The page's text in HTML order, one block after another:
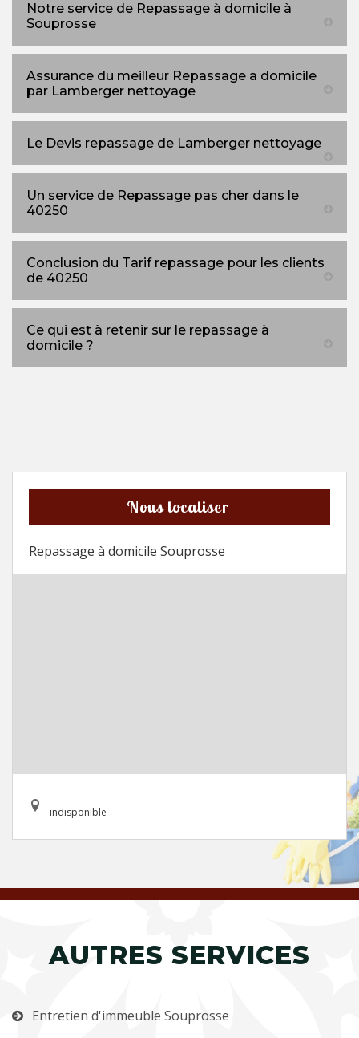
Notre service de Repassage à domicile à
Souprosse
Assurance du meilleur Repassage a domicile
par Lamberger nettoyage
Le Devis repassage de Lamberger nettoyage
Un service de Repassage pas cher dans le
40250
Conclusion du Tarif repassage pour les clients
de 40250
Ce qui est à retenir sur le repassage à
domicile ?
Nous localiser
Repassage à domicile Souprosse
indisponible
AUTRES SERVICES
Entretien d'immeuble Souprosse